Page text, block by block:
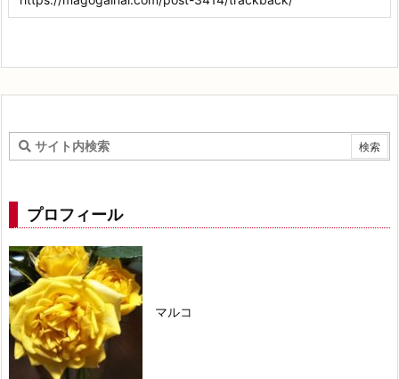
プロフィール
マルコ